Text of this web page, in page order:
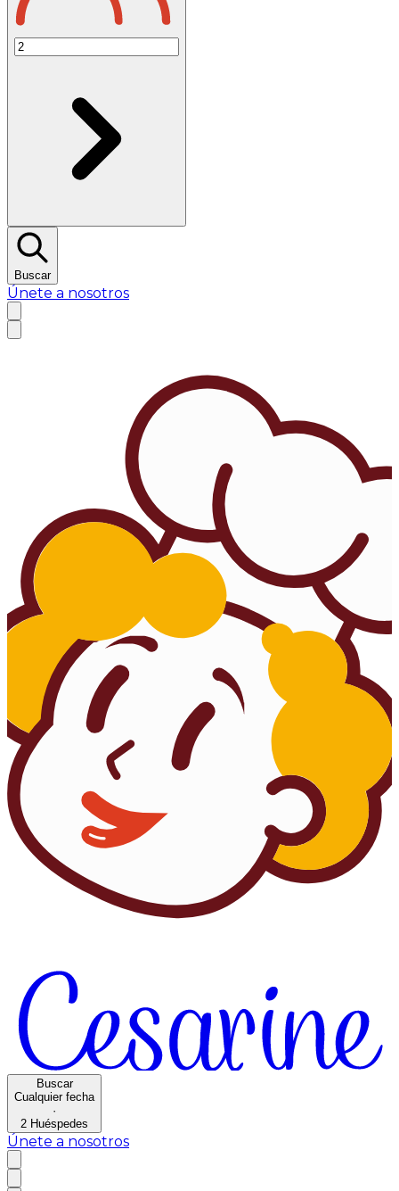
Buscar
Únete a nosotros
Buscar
Cualquier fecha
·
2 Huéspedes
Únete a nosotros